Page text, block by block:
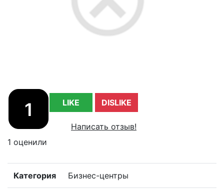
1 LIKE DISLIKE
Написать отзыв!
1 оценили
Категория Бизнес-центры